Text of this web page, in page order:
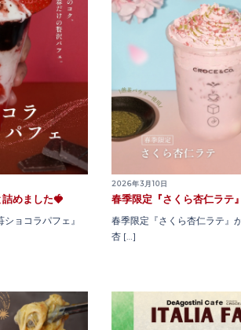
めました🍓
ョコラパフェ』
2026年3月10日
春季限定『さくら杏仁ラテ
春季限定『さくら杏仁ラテ』
杏 […]